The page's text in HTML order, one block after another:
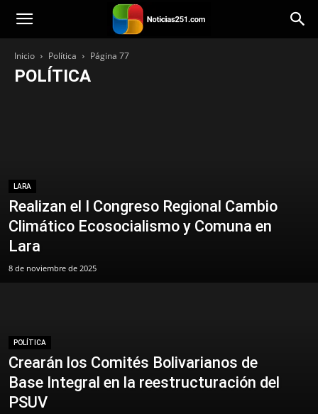
Noticias251
Inicio Política Página 77
POLÍTICA
LARA
Realizan el I Congreso Regional Cambio
Climático Ecosocialismo y Comuna en
Lara
8 de noviembre de 2025
POLÍTICA
Crearán los Comités Bolivarianos de
Base Integral en la reestructuración del
PSUV